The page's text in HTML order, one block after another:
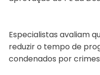
Especialistas avaliam
reduzir o tempo de
condenados por